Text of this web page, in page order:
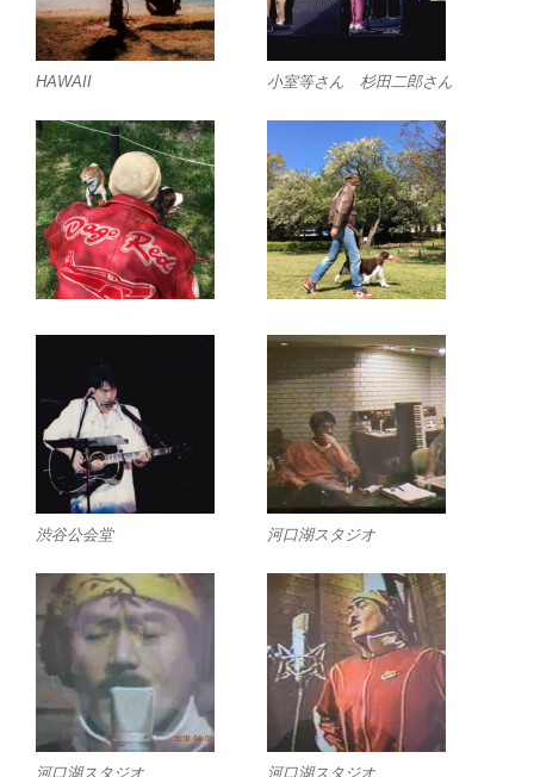
HAWAII 小室等さん 杉田二郎さん
渋谷公会堂 河口湖スタジオ
河口湖スタジオ 河口湖スタジオ